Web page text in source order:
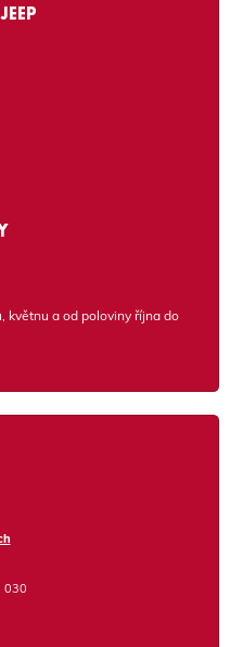
květnu a od poloviny října do
030